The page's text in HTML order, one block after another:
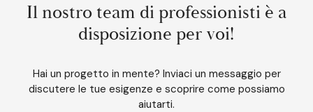
Il nostro team di professionisti è a
disposizione per voi!
Hai un progetto in mente? Inviaci un messaggio per
discutere le tue esigenze e scoprire come possiamo
aiutarti.